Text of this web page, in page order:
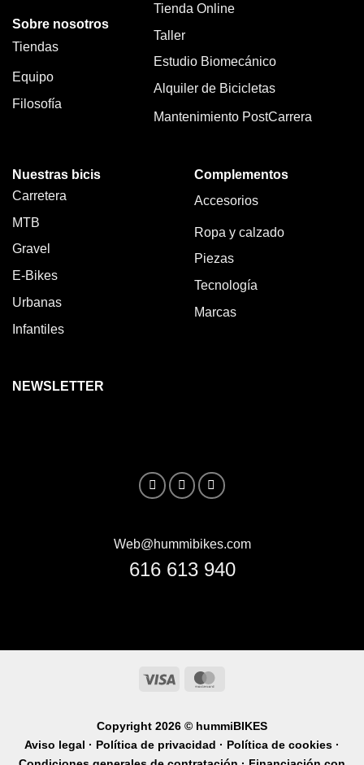
Sobre nosotros
Tiendas
Equipo
Filosofía
Tienda Online
Taller
Estudio Biomecánico
Alquiler de Bicicletas
Mantenimiento PostCarrera
Nuestras bicis
Carretera
MTB
Gravel
E-Bikes
Urbanas
Infantiles
Complementos
Accesorios
Ropa y calzado
Piezas
Tecnología
Marcas
NEWSLETTER
Web@hummibikes.com
616 613 940
Visa
Copyright 2026 © hummiBIKES
Aviso legal · Política de privacidad · Política de cookies ·